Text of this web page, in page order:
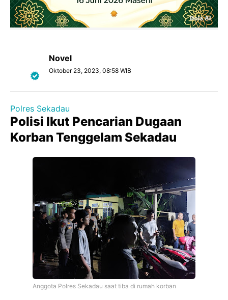
Novel
Oktober 23, 2023, 08:58 WIB
Polres Sekadau
Polisi Ikut Pencarian Dugaan
Korban Tenggelam Sekadau
Anggota Polres Sekadau saat tiba di rumah korban